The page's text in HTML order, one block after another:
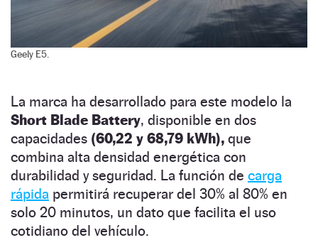
Geely E5.
La marca ha desarrollado para este modelo la
Short Blade Battery, disponible en dos
capacidades (60,22 y 68,79 kWh), que
combina alta densidad energética con
durabilidad y seguridad. La función de carga
rápida permitirá recuperar del 30% al 80% en
solo 20 minutos, un dato que facilita el uso
cotidiano del vehículo.